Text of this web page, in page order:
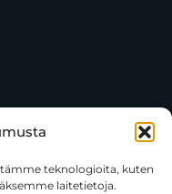
teknologioita, kuten
laitetietoja.